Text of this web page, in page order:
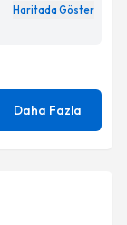
Haritada Göster
Daha Fazla